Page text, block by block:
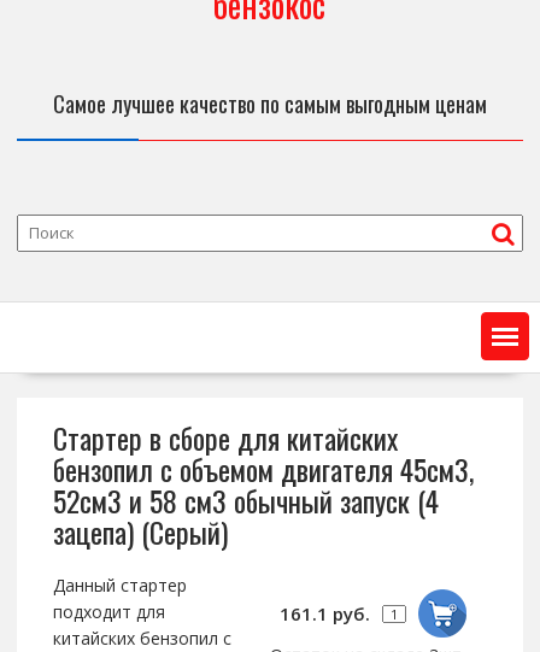
Самое лучшее качество по самым выгодным ценам
Стартер в сборе для китайских
бензопил с объемом двигателя 45см3,
52см3 и 58 см3 обычный запуск (4
зацепа) (Серый)
161.1 руб.
Данный стартер
подходит для
китайских бензопил с